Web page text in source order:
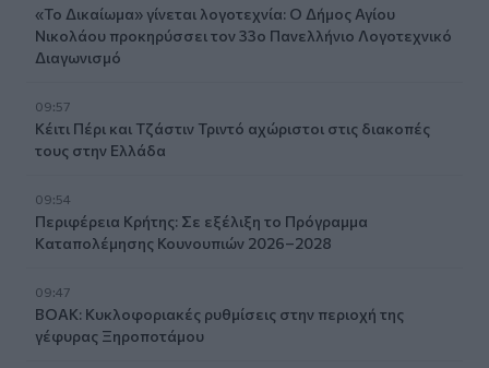
«Το Δικαίωμα» γίνεται λογοτεχνία: Ο Δήμος Αγίου
Νικολάου προκηρύσσει τον 33ο Πανελλήνιο Λογοτεχνικό
Διαγωνισμό
09:57
Κέιτι Πέρι και Τζάστιν Τριντό αχώριστοι στις διακοπές
τους στην Ελλάδα
09:54
Περιφέρεια Κρήτης: Σε εξέλιξη το Πρόγραμμα
Καταπολέμησης Κουνουπιών 2026–2028
09:47
ΒΟΑΚ: Κυκλοφοριακές ρυθμίσεις στην περιοχή της
γέφυρας Ξηροποτάμου